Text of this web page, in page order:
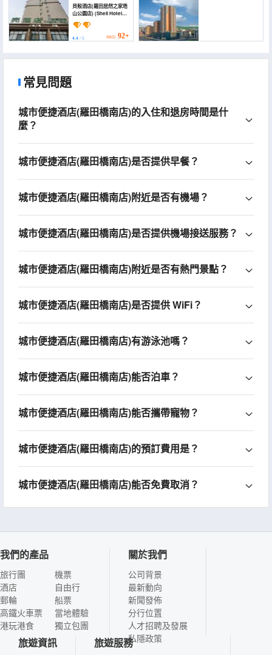
貝殼酒店(羅田居然之家塔
山公園店) (Shell Hotel
(Luotian County JuRan
Home Tashan Park))
4.4 / 5 HKD 92+
Inn(LuoTianyishuiwaitandian))
常見問題
城市便捷酒店(羅田橋南店)的入住和退房時間是什
麼？
城市便捷酒店(羅田橋南店)是否提供早餐？
城市便捷酒店(羅田橋南店)附近是否有機場？
城市便捷酒店(羅田橋南店)是否提供機場接送服務？
城市便捷酒店(羅田橋南店)附近是否有熱門景點？
城市便捷酒店(羅田橋南店)是否提供 WiFi？
城市便捷酒店(羅田橋南店)有游泳池嗎？
城市便捷酒店(羅田橋南店)能否泊車？
城市便捷酒店(羅田橋南店)能否攜帶寵物？
城市便捷酒店(羅田橋南店)的預訂費用是？
城市便捷酒店(羅田橋南店)能否免費取消？
我們的產品
旅行團
酒店
郵輪
高鐵火車票
港玩港食
機票
自由行
船票
當地體驗
獨立包團
關於我們
公司背景
最新動向
新聞發佈
分行位置
人才招聘及發展
私隱政策
旅遊資訊 旅遊服務